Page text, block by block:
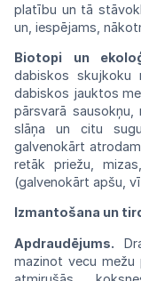
platību un tā
un, iespējams,
Biotopi un
dabiskos
dabiskos jauktos
pārsvarā
slāņa un citu
galvenokārt
retāk
priežu,
(galvenokārt apšu,
Izmantošana un
Apdraudējums.
mazinot vecu mežu